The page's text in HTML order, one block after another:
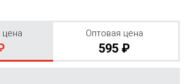
цена Оптовая цена
595 ₽